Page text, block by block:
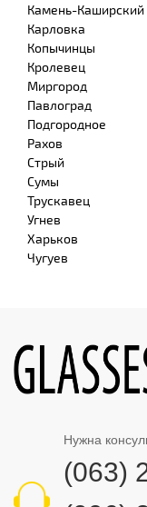
Камень-Каширский
Карловка
Копычинцы
Кролевец
Миргород
Павлоград
Подгородное
Рахов
Стрый
Сумы
Трускавец
Угнев
Харьков
Чугуев
Нужна
(063)